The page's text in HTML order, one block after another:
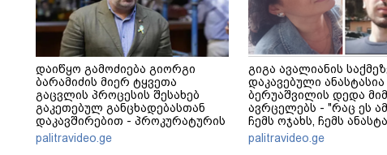
დაიწყო გამოძიება გიორგი
ბარამიძის მიერ ტყვეთა
გაცვლის პროცესის შესახებ
გაკეთებულ განცხადებასთან
დაკავშირებით - პროკურატურის
განცხადება
palitravideo.ge
გიგა ავალიანის
დაკავებული ანასტასია
ბერუაშვილის დედა
ავრცელებს - "რაც ეს
ჩემს ოჯახს, ჩემს
გადახდა თავს, მის მერე
არ ვარ"
palitravideo.ge